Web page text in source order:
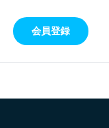
会員登録